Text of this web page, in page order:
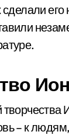
сделали
– к